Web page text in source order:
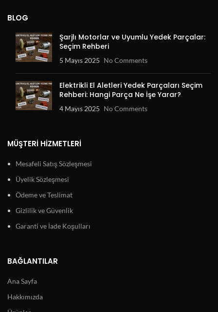
BLOG
Şarjlı Motorlar ve Uyumlu Yedek Parçalar:
Seçim Rehberi
5 Mayıs 2025 No Comments
Elektrikli El Aletleri Yedek Parçaları Seçim
Rehberi: Hangi Parça Ne İşe Yarar?
4 Mayıs 2025 No Comments
MÜŞTERI HIZMETLERI
Mesafeli Satış Sözleşmesi
Üyelik Sözleşmesi
Ödeme ve Teslimat
Gizlilik ve Güvenlik
Garanti ve İade Koşulları
BAĞLANTILAR
Ana Sayfa
Hakkımızda